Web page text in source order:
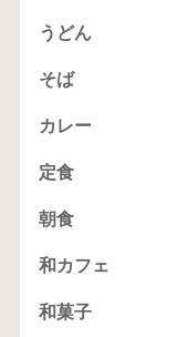
うどん
そば
カレー
定食
朝食
和カフェ
和菓子